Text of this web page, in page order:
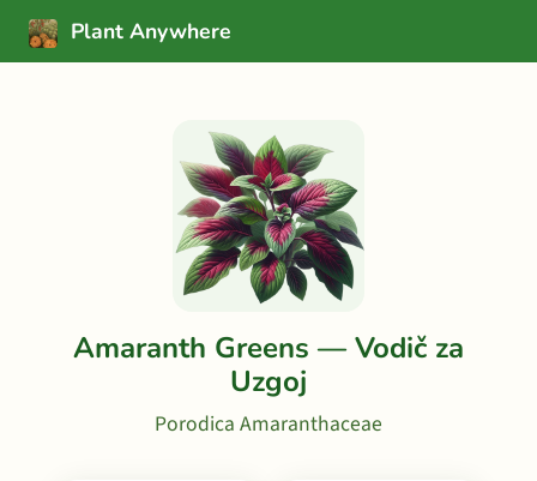
Plant Anywhere
Amaranth Greens — Vodič za
Uzgoj
Porodica Amaranthaceae